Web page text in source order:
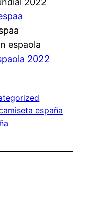
españa